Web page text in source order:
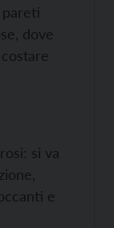
dove
si va
e